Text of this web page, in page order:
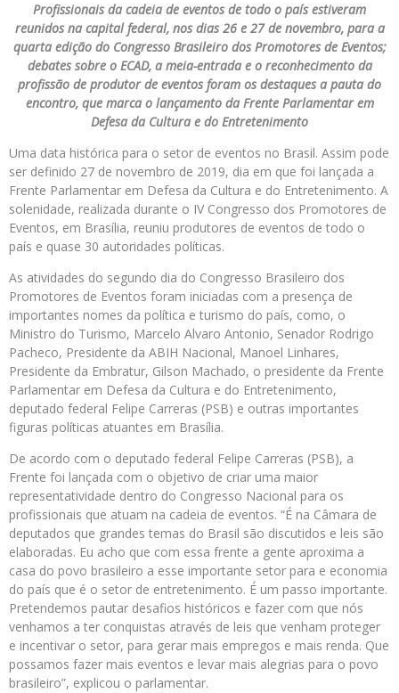
Profissionais da cadeia de eventos de todo o país estiveram
reunidos na capital federal, nos dias 26 e 27 de novembro, para a
quarta edição do Congresso Brasileiro dos Promotores de Eventos;
debates sobre o ECAD, a meia-entrada e o reconhecimento da
profissão de produtor de eventos foram os destaques a pauta do
encontro, que marca o lançamento da Frente Parlamentar em
Defesa da Cultura e do Entretenimento
Uma data histórica para o setor de eventos no Brasil. Assim pode
ser definido 27 de novembro de 2019, dia em que foi lançada a
Frente Parlamentar em Defesa da Cultura e do Entretenimento. A
solenidade, realizada durante o IV Congresso dos Promotores de
Eventos, em Brasília, reuniu produtores de eventos de todo o
país e quase 30 autoridades políticas.
As atividades do segundo dia do Congresso Brasileiro dos
Promotores de Eventos foram iniciadas com a presença de
importantes nomes da política e turismo do país, como, o
Ministro do Turismo, Marcelo Alvaro Antonio, Senador Rodrigo
Pacheco, Presidente da ABIH Nacional, Manoel Linhares,
Presidente da Embratur, Gilson Machado, o presidente da Frente
Parlamentar em Defesa da Cultura e do Entretenimento,
deputado federal Felipe Carreras (PSB) e outras importantes
figuras políticas atuantes em Brasília.
De acordo com o deputado federal Felipe Carreras (PSB), a
Frente foi lançada com o objetivo de criar uma maior
representatividade dentro do Congresso Nacional para os
profissionais que atuam na cadeia de eventos. “É na Câmara de
deputados que grandes temas do Brasil são discutidos e leis são
elaboradas. Eu acho que com essa frente a gente aproxima a
casa do povo brasileiro a esse importante setor para e economia
do país que é o setor de entretenimento. É um passo importante.
Pretendemos pautar desafios históricos e fazer com que nós
venhamos a ter conquistas através de leis que venham proteger
e incentivar o setor, para gerar mais empregos e mais renda. Que
possamos fazer mais eventos e levar mais alegrias para o povo
brasileiro”, explicou o parlamentar.